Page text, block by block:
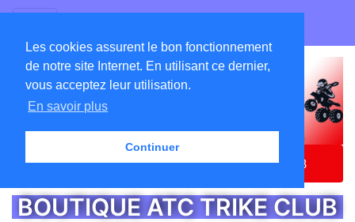
Les cookies assurent le bon fonctionnement
de notre site Internet. En utilisant ce dernier,
vous acceptez leur utilisation.
En savoir plus
Continuer
Accueil
Catalogue BOUTIQUE ATC TRIKE CLUB
BOUTIQUE ATC TRIKE CLUB